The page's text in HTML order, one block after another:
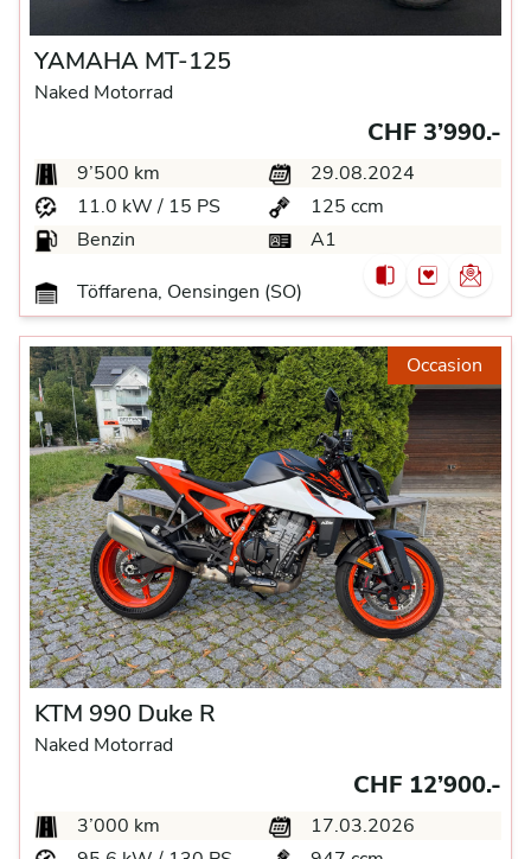
YAMAHA MT-125
Naked Motorrad
CHF 3’990.-
9’500 km
29.08.2024
11.0 kW / 15 PS
125 ccm
Benzin
A1
Töffarena, Oensingen (SO)
Occasion
KTM 990 Duke R
Naked Motorrad
CHF 12’900.-
3’000 km
17.03.2026